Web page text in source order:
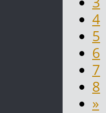
4
5
6
7
8
»